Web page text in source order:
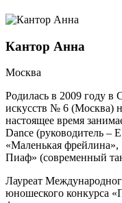
Кантор Анна
Москва
Родилась в 2009 году в
искусств № 6 (Москва)
настоящее время
Dance (руководитель –
«Маленькая
Пиаф» (современный
Лауреат
юношеского конкурса